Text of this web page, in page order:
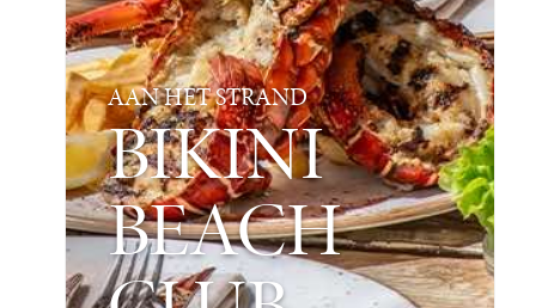
AAN HET STRAND
BIKINI
BEACH